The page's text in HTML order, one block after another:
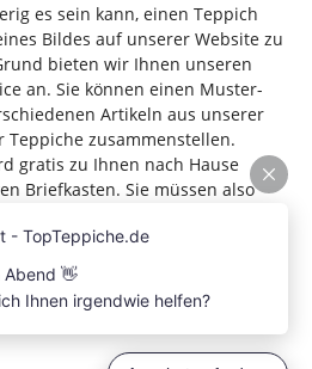
es sein kann, einen Teppich
Bildes auf unserer Website zu
bieten wir Ihnen unseren
an. Sie können einen Muster-
Artikeln aus unserer
zusammenstellen.
gratis zu Ihnen nach Hause
Briefkasten. Sie müssen also
Paket anzunehmen.